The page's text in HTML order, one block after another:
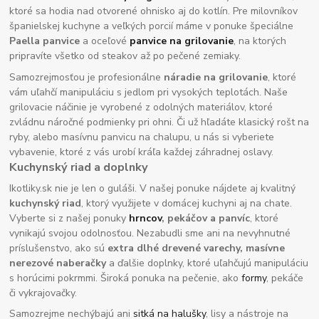
ktoré sa hodia nad otvorené ohnisko aj do kotlín. Pre milovníkov
španielskej kuchyne a veľkých porcií máme v ponuke špeciálne
Paella panvice a oceľové panvice na grilovanie, na ktorých
pripravíte všetko od steakov až po pečené zemiaky.
Samozrejmosťou je profesionálne náradie na grilovanie, ktoré
vám uľahčí manipuláciu s jedlom pri vysokých teplotách. Naše
grilovacie náčinie je vyrobené z odolných materiálov, ktoré
zvládnu náročné podmienky pri ohni. Či už hľadáte klasický rošt na
ryby, alebo masívnu panvicu na chalupu, u nás si vyberiete
vybavenie, ktoré z vás urobí kráľa každej záhradnej oslavy.
Kuchynský riad a doplnky
Ikotliky.sk nie je len o guláši. V našej ponuke nájdete aj kvalitný
kuchynský riad, ktorý využijete v domácej kuchyni aj na chate.
Vyberte si z našej ponuky hrncov, pekáčov a panvíc, ktoré
vynikajú svojou odolnosťou. Nezabudli sme ani na nevyhnutné
príslušenstvo, ako sú extra dlhé drevené varechy, masívne
nerezové naberačkya ďalšie doplnky, ktoré uľahčujú manipuláciu
s horúcimi pokrmmi. Široká ponuka na pečenie, akoformy, pekáče
či vykrajovačky.
Samozrejme nechýbajú anisitká na halušky, lisy a nástroje na